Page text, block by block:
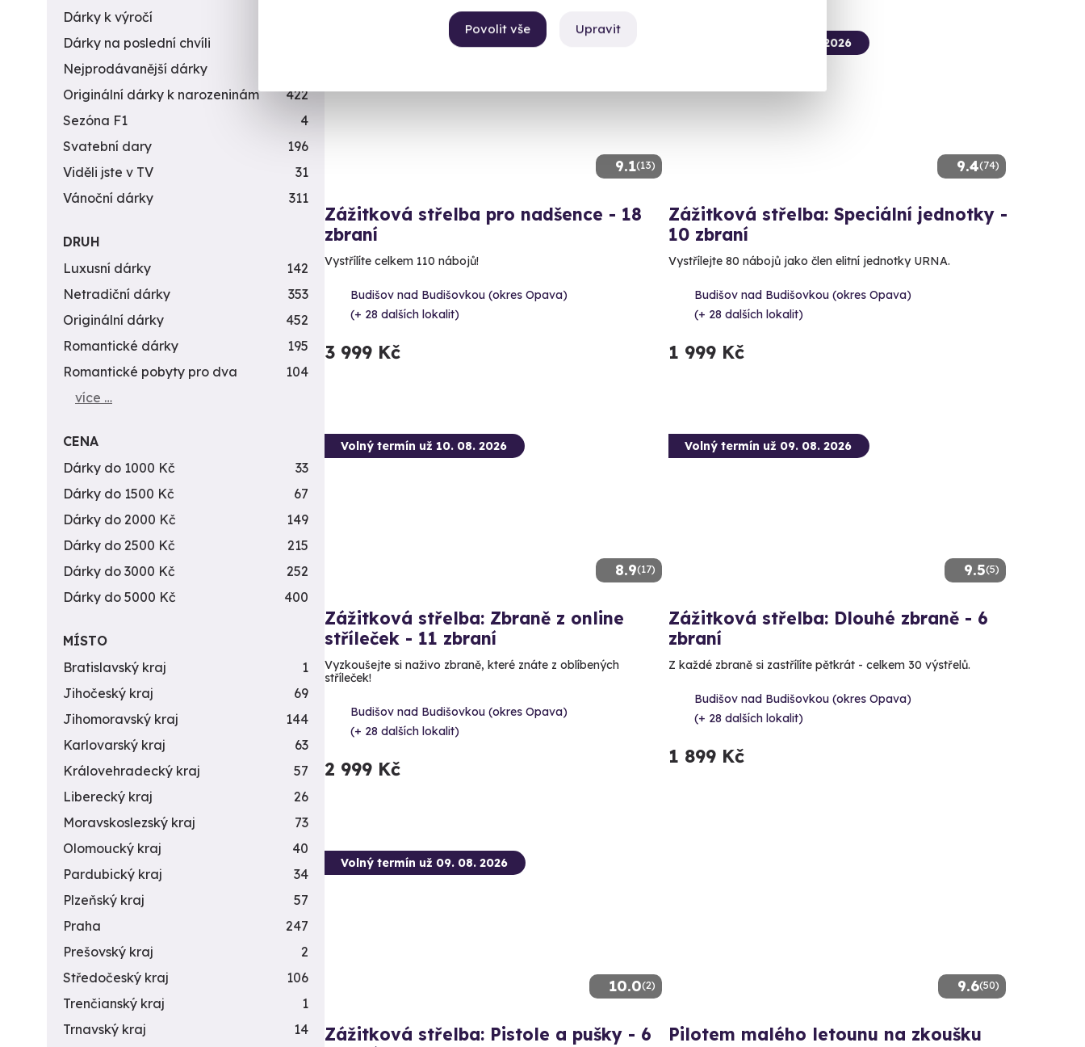
Upravit
Povolit vše
9.1(13)
Volný termín už 10. 08. 2026
Zážitková střelba pro nadšence - 18
zbraní
Vystřílíte celkem 110 nábojů!
Budišov nad Budišovkou (okres Opava)
(+ 28 dalších lokalit)
3 999 Kč
9.4(74)
Volný termín už 09. 08. 2026
Zážitková střelba: Speciální jednotky -
10 zbraní
Vystřílejte 80 nábojů jako člen elitní jednotky URNA.
Budišov nad Budišovkou (okres Opava)
(+ 28 dalších lokalit)
1 999 Kč
8.9(17)
Volný termín už 10. 08. 2026
Zážitková střelba: Zbraně z online
stříleček - 11 zbraní
Vyzkoušejte si naživo zbraně, které znáte z oblíbených
stříleček!
Budišov nad Budišovkou (okres Opava)
(+ 28 dalších lokalit)
2 999 Kč
9.5(5)
Volný termín už 09. 08. 2026
Zážitková střelba: Dlouhé zbraně - 6
zbraní
Z každé zbraně si zastřílíte pětkrát - celkem 30 výstřelů.
Budišov nad Budišovkou (okres Opava)
(+ 28 dalších lokalit)
1 899 Kč
10.0(2)
Volný termín už 09. 08. 2026
Zážitková střelba: Pistole a pušky - 6
9.6(50)
Pilotem malého letounu na zkoušku
Dárky k výročí
Dárky na poslední chvíli
Nejprodávanější dárky
Originální dárky k narozeninám
422
Sezóna F1
4
Svatební dary
196
Viděli jste v TV
31
Vánoční dárky
311
DRUH
Luxusní dárky
142
Netradiční dárky
353
Originální dárky
452
Romantické dárky
195
Romantické pobyty pro dva
104
více …
CENA
Dárky do 1000 Kč
33
Dárky do 1500 Kč
67
Dárky do 2000 Kč
149
Dárky do 2500 Kč
215
Dárky do 3000 Kč
252
Dárky do 5000 Kč
400
MÍSTO
Bratislavský kraj
1
Jihočeský kraj
69
Jihomoravský kraj
144
Karlovarský kraj
63
Královehradecký kraj
57
Liberecký kraj
26
Moravskoslezský kraj
73
Olomoucký kraj
40
Pardubický kraj
34
Plzeňský kraj
57
Praha
247
Prešovský kraj
2
Středočeský kraj
106
Trenčianský kraj
1
Trnavský kraj
14